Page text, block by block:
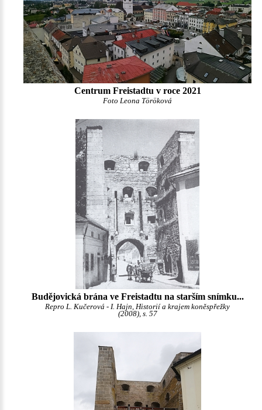
Centrum Freistadtu v roce 2021
Foto Leona Töröková
Budějovická brána ve Freistadtu na starším snímku...
Repro L. Kučerová - I. Hajn, Historií a krajem koněspřežky
(2008), s. 57